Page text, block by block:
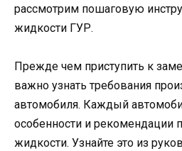
рассмотрим пошаговую
жидкости ГУР.
Прежде чем приступить к
важно узнать требования
автомобиля. Каждый
особенности и рекомендации
жидкости. Узнайте это из